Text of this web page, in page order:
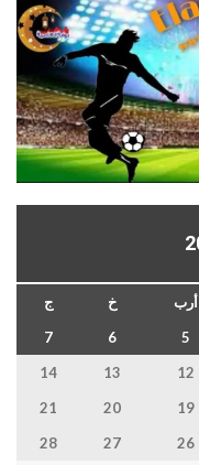
أرب خ
ج
5
6
7
12
13
14
19
20
21
26
27
28